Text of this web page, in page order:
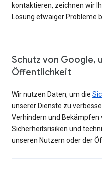
kontaktieren, zeichnen wir
Lösung etwaiger Probleme
Schutz von Google,
Öffentlichkeit
Wir nutzen Daten, um die
unserer Dienste zu
Verhindern und Bekämpfen
Sicherheitsrisiken und
unseren Nutzern oder der